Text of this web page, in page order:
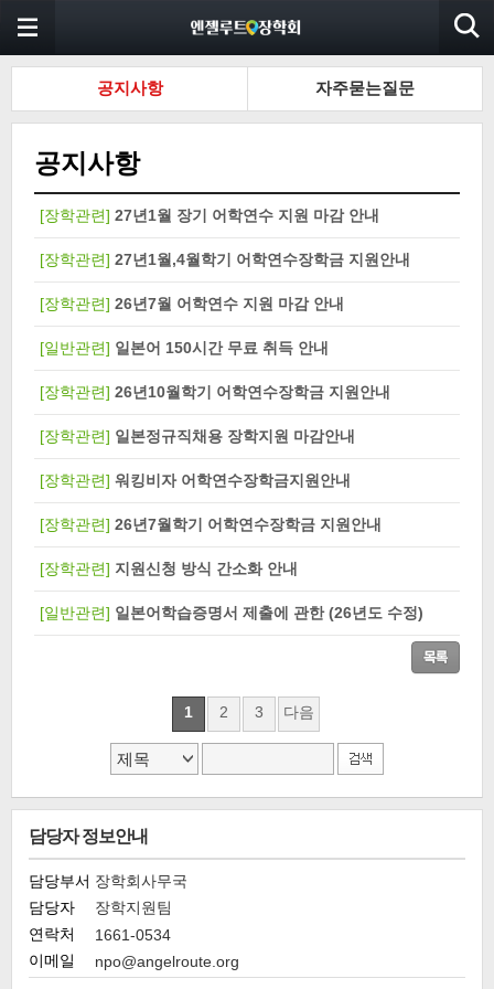
공지사항 자주묻는질문
공지사항
[장학관련] 27년1월 장기 어학연수 지원 마감 안내
[장학관련] 27년1월,4월학기 어학연수장학금 지원안내
[장학관련] 26년7월 어학연수 지원 마감 안내
[일반관련] 일본어 150시간 무료 취득 안내
[장학관련] 26년10월학기 어학연수장학금 지원안내
[장학관련] 일본정규직채용 장학지원 마감안내
[장학관련] 워킹비자 어학연수장학금지원안내
[장학관련] 26년7월학기 어학연수장학금 지원안내
[장학관련] 지원신청 방식 간소화 안내
[일반관련] 일본어학습증명서 제출에 관한 (26년도 수정)
1 2 3 다음
담당자 정보안내
담당부서 장학회사무국
담당자
장학지원팀
연락처
1661-0534
이메일
npo@angelroute.org